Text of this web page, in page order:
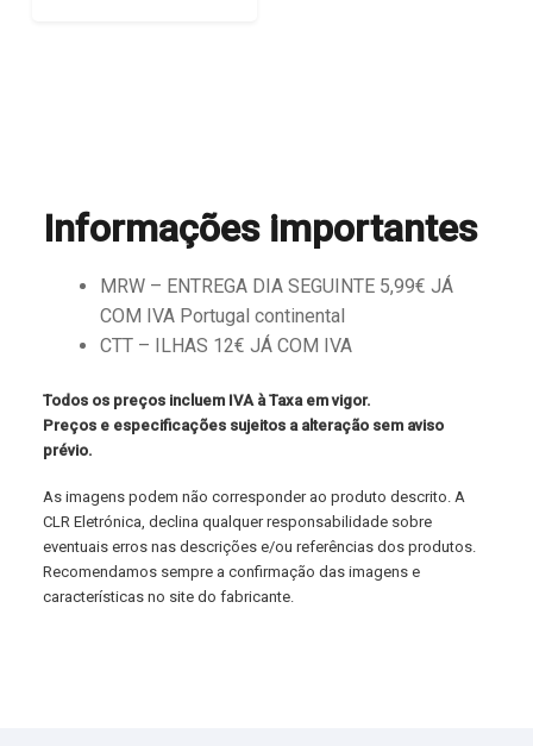
Informações importantes
MRW – ENTREGA DIA SEGUINTE 5,99€ JÁ
COM IVA Portugal continental
CTT – ILHAS 12€ JÁ COM IVA
Todos os preços incluem IVA à Taxa em vigor.
Preços e especificações sujeitos a alteração sem aviso
prévio.
As imagens podem não corresponder ao produto descrito. A
CLR Eletrónica, declina qualquer responsabilidade sobre
eventuais erros nas descrições e/ou referências dos produtos.
Recomendamos sempre a confirmação das imagens e
características no site do fabricante.